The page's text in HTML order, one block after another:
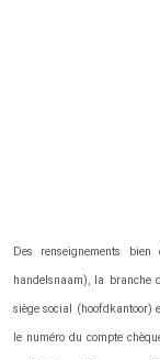
Des renseignements
handelsnaam), la branche
siège social (hoofdkantoor)
le numéro du compte